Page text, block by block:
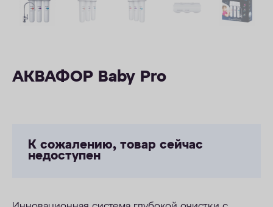
АКВАФОР Baby Pro
К сожалению, товар сейчас
недоступен